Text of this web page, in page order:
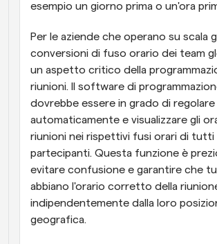
esempio un giorno prima o un'ora
Per le aziende che operano su scala
conversioni di fuso orario dei team
un aspetto critico della
riunioni. Il software di
dovrebbe essere in grado di regolare
automaticamente e visualizzare gli
riunioni nei rispettivi fusi orari di tutti
partecipanti. Questa funzione è
evitare confusione e garantire che
abbiano l'orario corretto della
indipendentemente dalla loro
geografica.